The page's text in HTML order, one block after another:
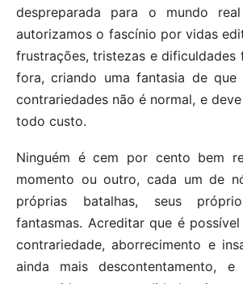
despreparada para o mundo
autorizamos o fascínio por vidas
frustrações, tristezas e dificuldades
fora, criando uma fantasia de
contrariedades não é normal, e
todo custo.
Ninguém é cem por cento bem
momento ou outro, cada um de
próprias batalhas, seus
fantasmas. Acreditar que é
contrariedade, aborrecimento e
ainda mais descontentamento,